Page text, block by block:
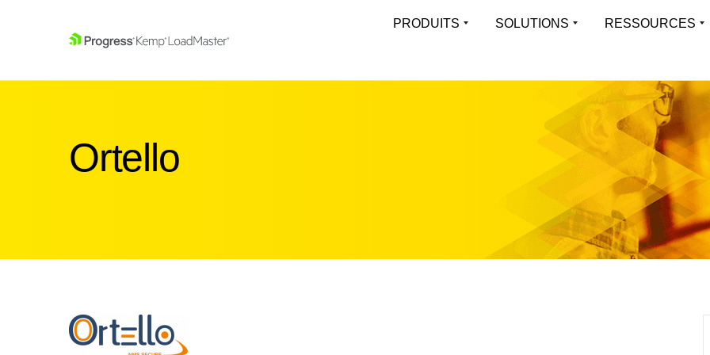
PRODUITS
Virtual Load Balancer
disponible pour les environnements
performance pour tout type d’environnement
Cloud Load Balancer
Solutions de répartition de charge cloud-
des
Multi-
SOLUTIONS
Toutes les solutions
Solutions industrielles
Applications prises en charge
liste des fonctionnalités
RESSOURCES
Resource
Études De Cas
Webinaires
Whitepapers
Firmware
Fiches Produits
Ortello